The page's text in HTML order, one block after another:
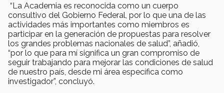
“La Academia es reconocida como un cuerpo
consultivo del Gobierno Federal, por lo que una de las
actividades más importantes como miembros es
participar en la generación de propuestas para resolver
los grandes problemas nacionales de salud”, añadió,
“por lo que para mí significa un gran compromiso de
seguir trabajando para mejorar las condiciones de salud
de nuestro país, desde mi área específica como
investigador”, concluyó.